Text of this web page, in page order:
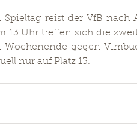
Spieltag reist der VfB nach
13 Uhr treffen sich die
Wochenende gegen
nur auf Platz 13.